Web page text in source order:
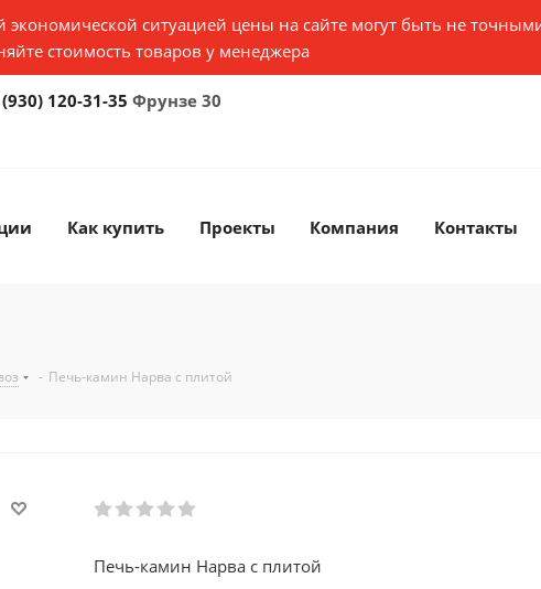
экономической ситуацией цены на сайте могут быть не
стоимость товаров у менеджера
120-31-35 Фрунзе 30
Как купить Проекты Компания Контакты
- Печь-камин Нарва с плитой
Печь-камин Нарва с плитой